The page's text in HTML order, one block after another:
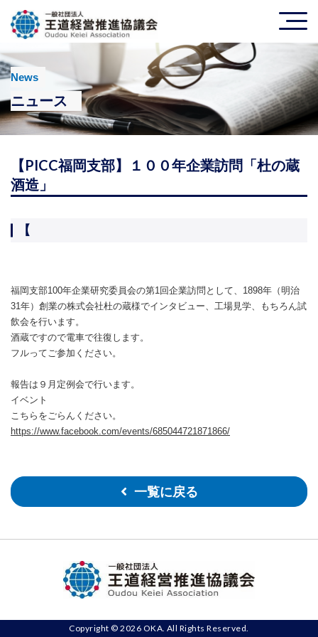
News
ニュース
【PICC福岡支部】１００年企業訪問「杜の蔵
酒造」
【
福岡支部100年企業研究委員会の第1回企業訪問として、1898年（明治
31年）創業の株式会社杜の蔵様でイ ンタビュー、工場見学、もちろん試
飲会を行います。
酒蔵ですので電車で往復します。
フルってご参加ください。
報告は９月定例会で行います。
イベント
こちらをごらんください。
https://www.facebook.com/events/685044721871866/
一覧に戻る
Copyright © 2026 OKA. All Rights Reserved.